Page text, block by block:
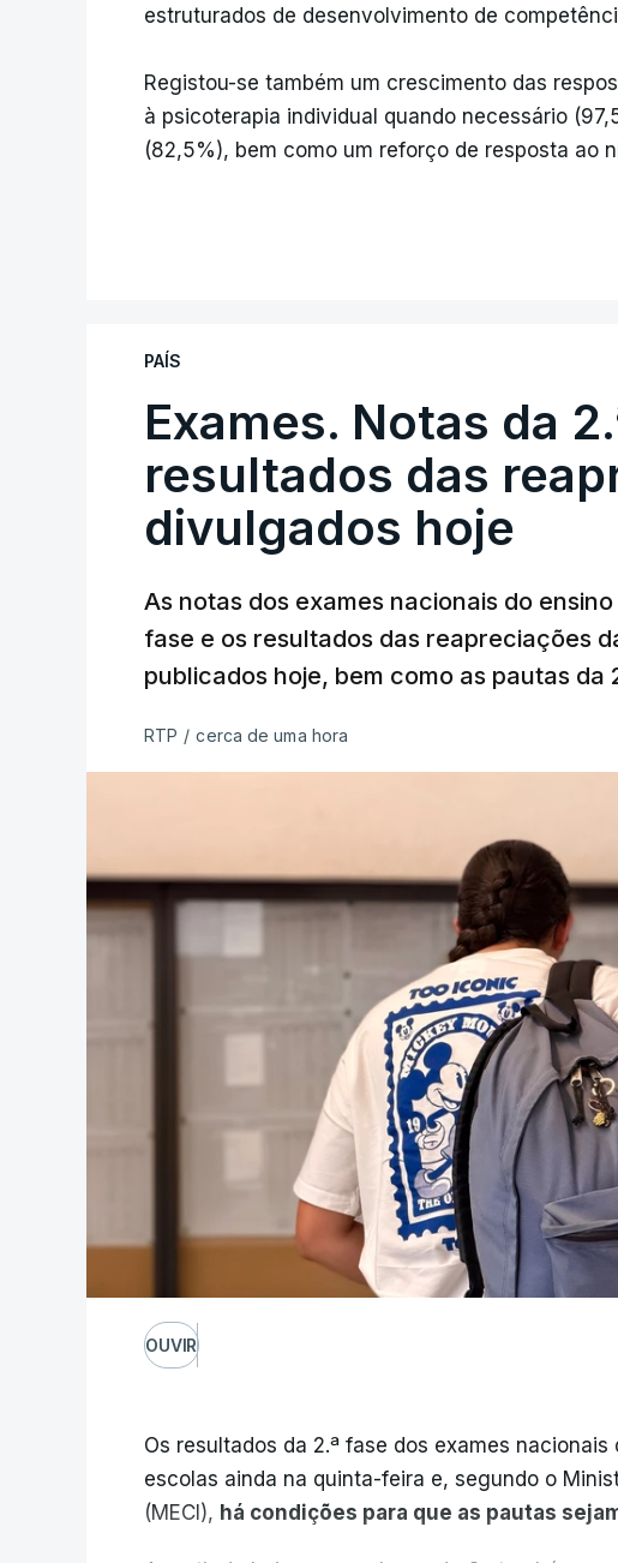
estruturados de desenvolvimento de
Registou-se também um crescimento das
à psicoterapia individual quando necessário
(82,5%), bem como um reforço de resposta ao
PAÍS
Exames. Notas da
resultados das
divulgados hoje
As notas dos exames nacionais do
fase e os resultados das reapreciações
publicados hoje, bem como as pautas da
RTP / cerca de uma hora
OUVIR
Os resultados da 2.ª fase dos exames nacionais
escolas ainda na quinta-feira e, segundo o
(MECI), há condições para que as pautas